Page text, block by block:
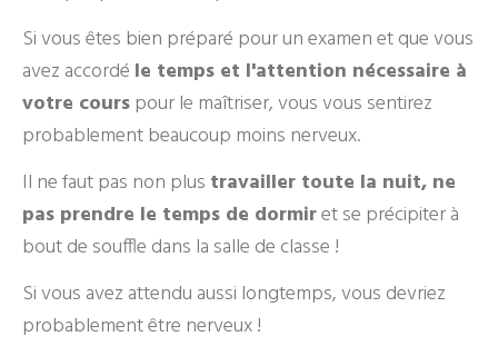
Si vous êtes bien préparé pour un examen et que vous
avez accordé le temps et l'attention nécessaire à
votre courspour le maîtriser, vous vous sentirez
probablement beaucoup moins nerveux.
Il ne faut pas non plus travailler toute la nuit, ne
pas prendre le temps de dormiret se précipiter à
bout de souffle dans la salle de classe !
Si vous avez attendu aussi longtemps, vous devriez
probablement être nerveux !